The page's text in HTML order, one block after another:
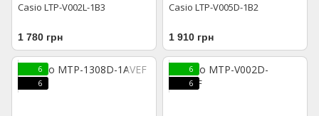
Casio LTP-V002L-1B3
1 780 грн
Casio LTP-V005D-1B2
1 910 грн
6
6
6
6